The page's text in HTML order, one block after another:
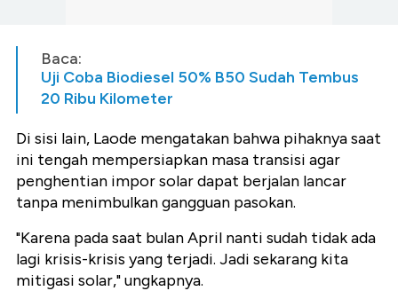
Baca:
Uji Coba Biodiesel 50% B50 Sudah Tembus
20 Ribu Kilometer
Di sisi lain, Laode mengatakan bahwa pihaknya saat
ini tengah mempersiapkan masa transisi agar
penghentian impor solar dapat berjalan lancar
tanpa menimbulkan gangguan pasokan.
"Karena pada saat bulan April nanti sudah tidak ada
lagi krisis-krisis yang terjadi. Jadi sekarang kita
mitigasi solar," ungkapnya.